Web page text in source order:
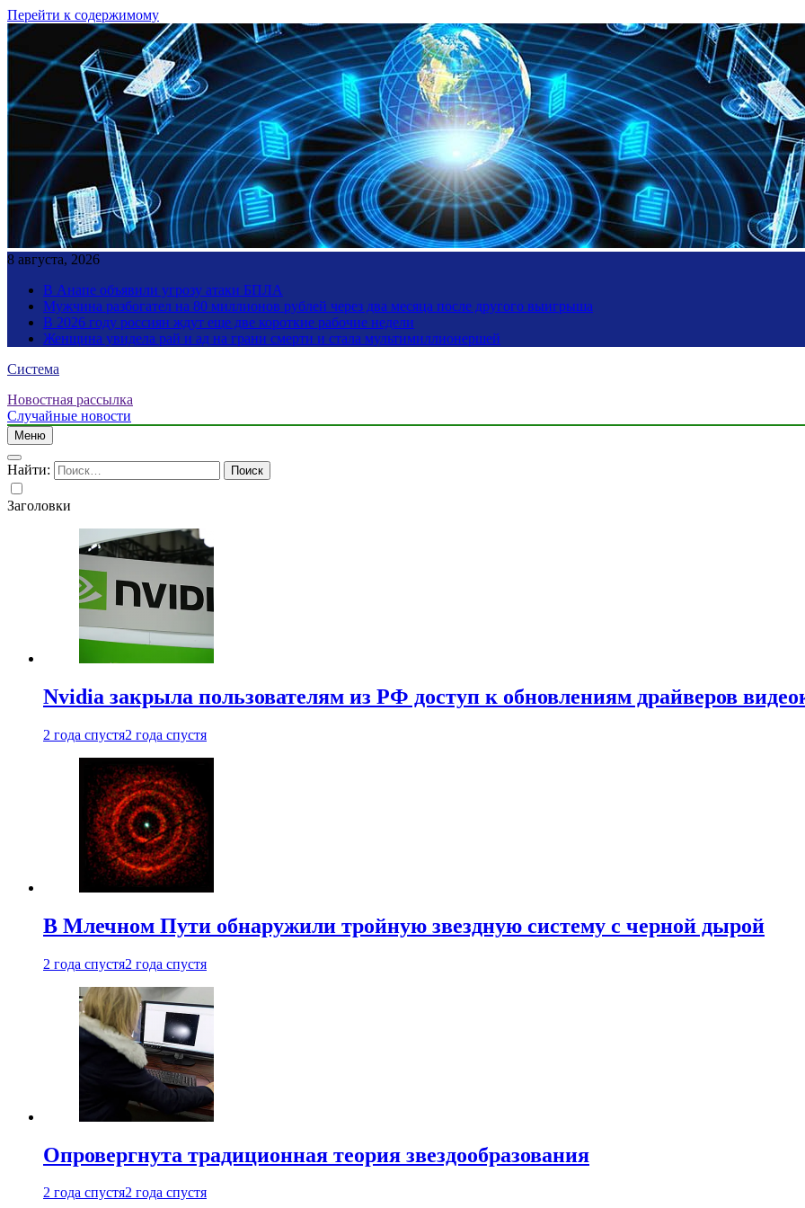
Перейти к содержимому
8 августа, 2026
В Анапе объявили угрозу атаки БПЛА
Мужчина разбогател на 80 миллионов рублей через два месяца после другого выигрыша
В 2026 году россиян ждут еще две короткие рабочие недели
Женщина увидела рай и ад на грани смерти и стала мультимиллионершей
Система
Новостная рассылка
Случайные новости
Меню
Найти:
Заголовки
Nvidia закрыла пользователям из РФ доступ к обновлениям драйверов
2 года спустя2 года спустя
В Млечном Пути обнаружили тройную звездную систему с черной дырой
2 года спустя2 года спустя
Опровергнута традиционная теория звездообразования
2 года спустя2 года спустя